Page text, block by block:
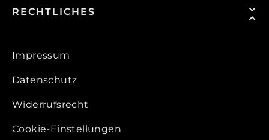
RECHTLICHES
Impressum
Datenschutz
Widerrufsrecht
Cookie-Einstellungen